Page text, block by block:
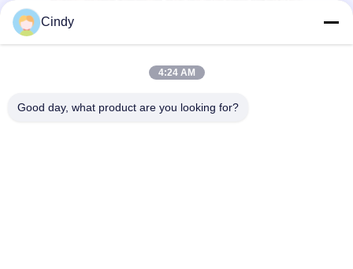
Cindy
4:24 AM
Good day, what product are you looking for?